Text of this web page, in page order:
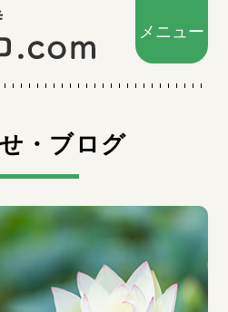
メニュー
・ブログ